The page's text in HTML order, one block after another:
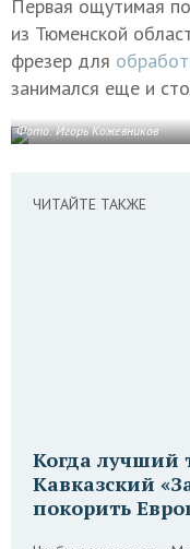
Первая ощутимая
из Тюменской
фрезер для
занимался еще и
Фото: Игорь Кожевников
ЧИТАЙТЕ ТАКЖЕ
Когда
Кавказский
покорить